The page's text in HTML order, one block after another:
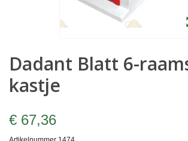
Dadant Blatt 6-
kastje
€ 67,36